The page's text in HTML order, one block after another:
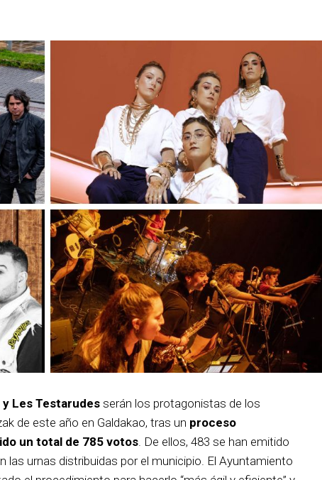
Les Testarudesserán los protagonistas de los
de este año en Galdakao, tras un proceso
un total de 785 votos . De ellos, 483 se han emitido
las urnas distribuidas por el municipio. El Ayuntamiento